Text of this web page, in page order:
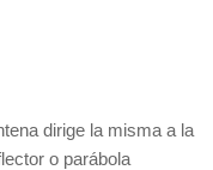
dirige la misma a la
o parábola